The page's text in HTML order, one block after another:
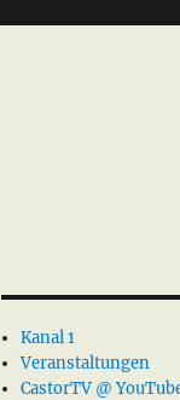
Kanal 1
Veranstaltungen
CastorTV @